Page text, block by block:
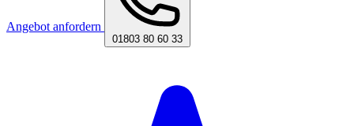
Angebot anfordern
01803 80 60 33